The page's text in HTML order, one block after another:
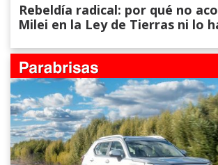
Rebeldía radical: por qué no
Milei en la Ley de Tierras ni lo